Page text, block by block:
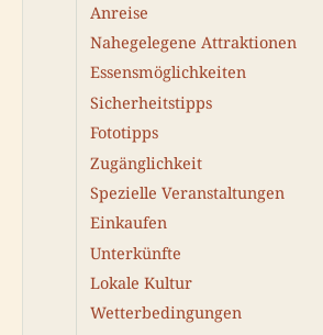
Anreise
Nahegelegene Attraktionen
Essensmöglichkeiten
Sicherheitstipps
Fototipps
Zugänglichkeit
Spezielle Veranstaltungen
Einkaufen
Unterkünfte
Lokale Kultur
Wetterbedingungen